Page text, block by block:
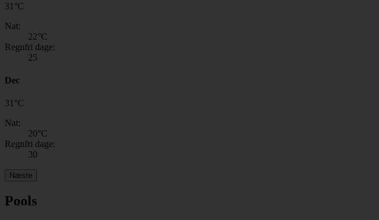
31 °C
Nat:
22°C
Regnfri dage:
25
Dec
31 °C
Nat:
20°C
Regnfri dage:
30
Næste
Pools